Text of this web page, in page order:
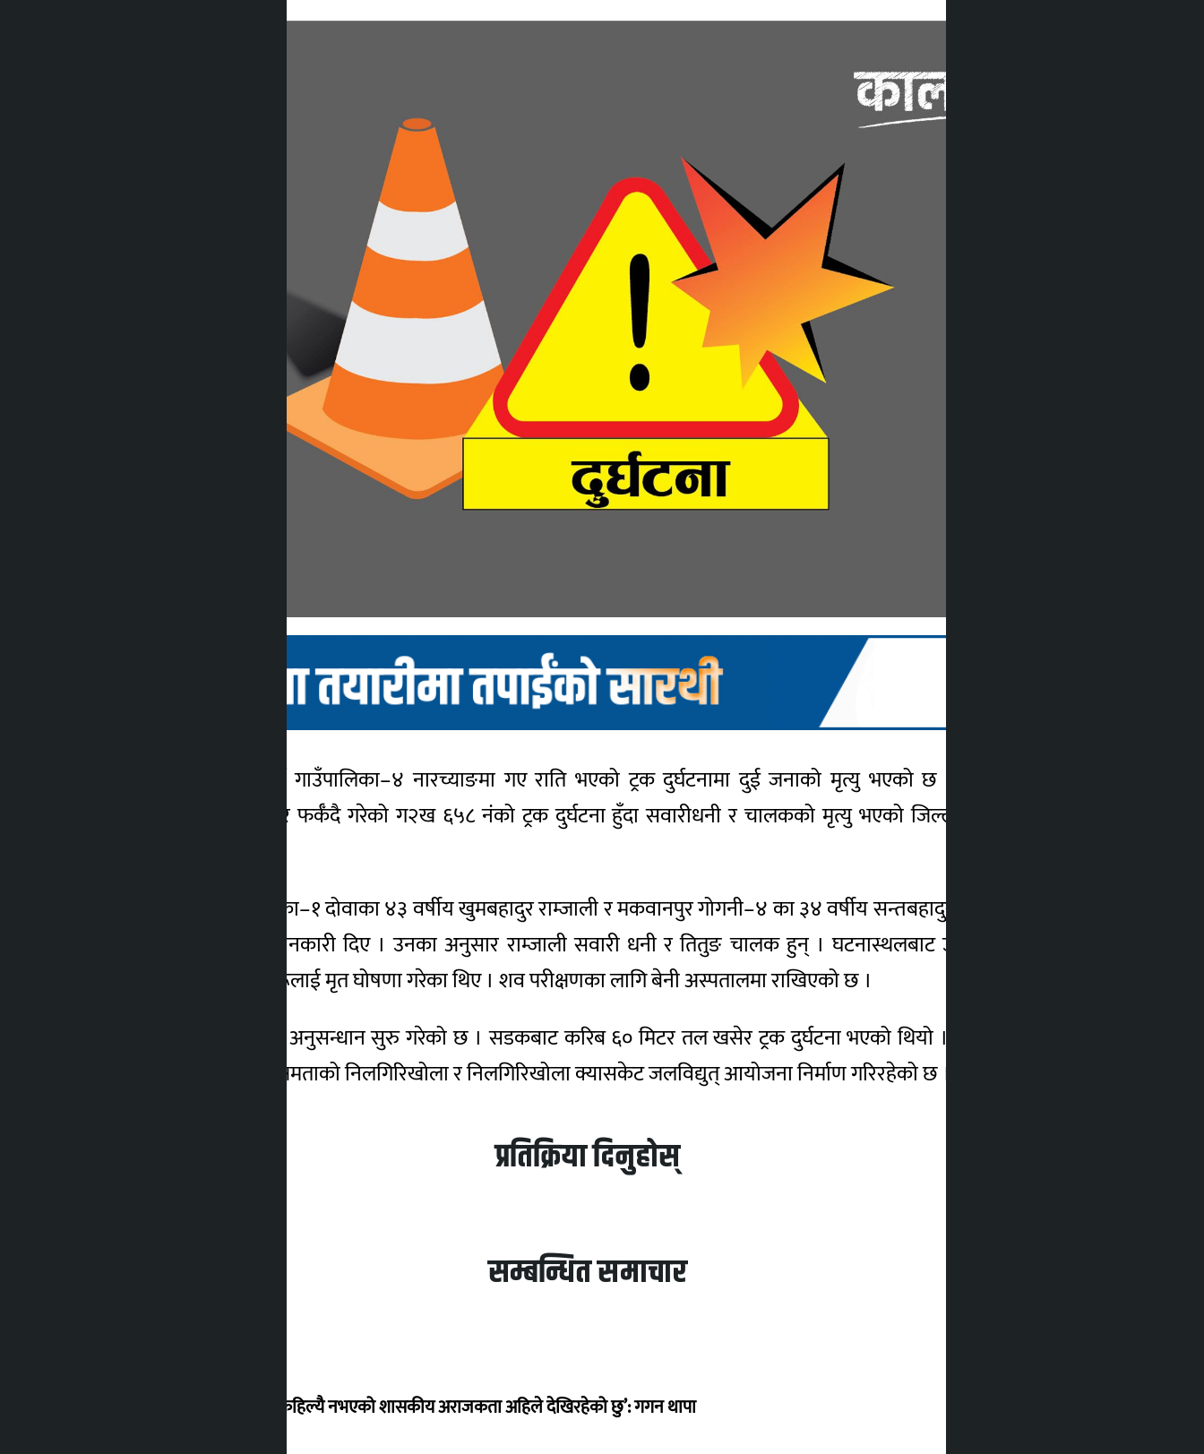
म्याग्दी । म्याग्दीको अन्नपूर्ण गाउँपालिका–४ नारच्याङमा गए राति भएको ट्रक दुर्घटनामा दुई जनाको मृत्यु भएको छ । निलगिरिखोला जलविद्युत्
आयोजनामा सिमेन्ट पु¥याएर फर्कँदै गरेको ग२ख ६५८ नंको ट्रक दुर्घटना हुँदा सवारीधनी र चालकको मृत्यु भएको जिल्ला प्रहरी कार्यालय म्याग्दीले
म्याग्दीको अन्नपूर्ण गाउँपालिका–१ दोवाका ४३ वर्षीय खुमबहादुर राम्जाली र मकवानपुर गोगनी–४ का ३४ वर्षीय सन्तबहादुर तितुङको मृत्यु भएको प्रहरी
निरीक्षक राजन ढकालले जानकारी दिए । उनका अनुसार राम्जाली सवारी धनी र तितुङ चालक हुन् । घटनास्थलबाट उद्धार गरेर बेनी अस्पतालमा
ल्याउँदा चिकित्सकले उनीहरूलाई मृत घोषणा गरेका थिए । शव परीक्षणका लागि बेनी अस्पतालमा राखिएको छ ।
प्रहरी घटनास्थलमा पुगेर थप अनुसन्धान सुरु गरेको छ । सडकबाट करिब ६० मिटर तल खसेर ट्रक दुर्घटना भएको थियो । नारच्याङमा निलगिरिखोला
हाइड्रोपावरले ११० मेगावाट क्षमताको निलगिरिखोला र निलगिरिखोला क्यासकेट जलविद्युत् आयोजना निर्माण गरिरहेको छ । –रासस
प्रतिक्रिया दिनुहोस्
सम्बन्धित समाचार
‘देशमा कहिल्यै नभएको शासकीय अराजकता अहिले देखिरहेको छु’: गगन थापा